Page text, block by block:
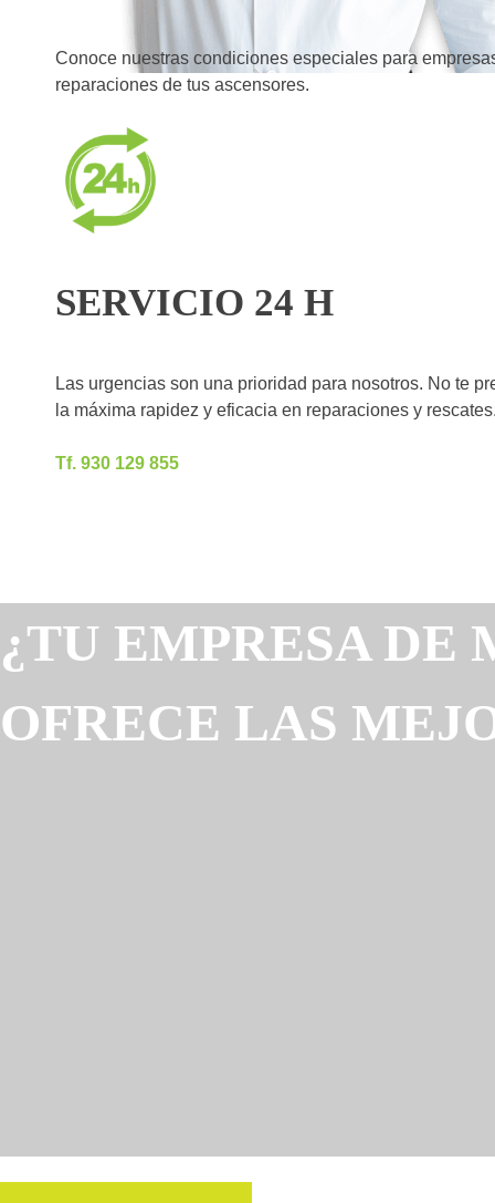
Conoce nuestras condiciones especiales para
reparaciones de tus ascensores.
SERVICIO 24 H
Las urgencias son una prioridad para nosotros. No te
la máxima rapidez y eficacia en reparaciones y
Tf. 930 129 855
¿TU EMPRESA
OFRECE LAS